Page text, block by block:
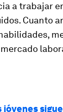
a trabajar
Cuanto
jóvenes